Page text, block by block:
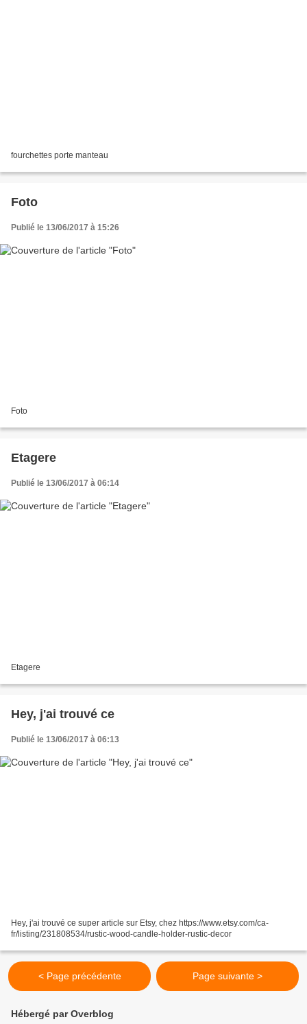
fourchettes porte manteau
Foto
Publié le 13/06/2017 à 15:26
Foto
Etagere
Publié le 13/06/2017 à 06:14
Etagere
Hey, j'ai trouvé ce
Publié le 13/06/2017 à 06:13
Hey, j'ai trouvé ce super article sur Etsy, chez https://www.etsy.com/ca-
fr/listing/231808534/rustic-wood-candle-holder-rustic-decor
< Page précédente Page suivante >
Hébergé par Overblog